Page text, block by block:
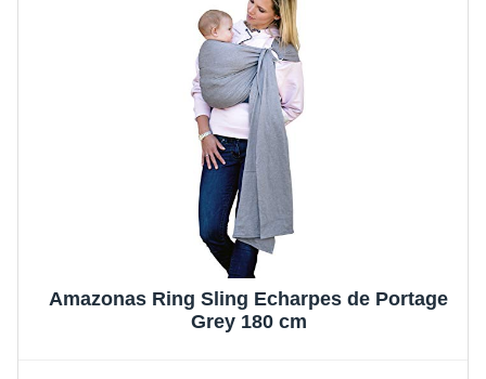
Amazonas Ring Sling Echarpes de Portage
Grey 180 cm